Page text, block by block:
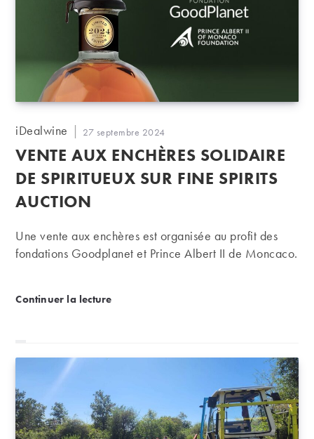
Auteur/autrice
la
publication :
iDealwine
Publication
publiée :
27 septembre 2024
VENTE AUX ENCHÈRES SOLIDAIRE
DE SPIRITUEUX SUR FINE SPIRITS
AUCTION
Une vente aux enchères est organisée au profit des
fondations Goodplanet et Prince Albert II de Moncaco.
Continuer la lectureVente aux enchères solidaire de spiritueux sur Fine